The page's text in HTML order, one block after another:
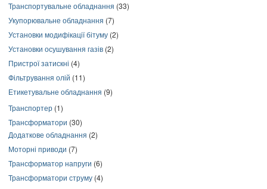
Транспортувальне обладнання (33)
Укупорювальне обладнання (7)
Установки модифікації бітуму (2)
Установки осушування газів (2)
Пристрої затискні (4)
Фільтрування олій (11)
Етикетувальне обладнання (9)
Транспортер (1)
Трансформатори (30)
Додаткове обладнання (2)
Моторні приводи (7)
Трансформатор напруги (6)
Трансформатори струму (4)